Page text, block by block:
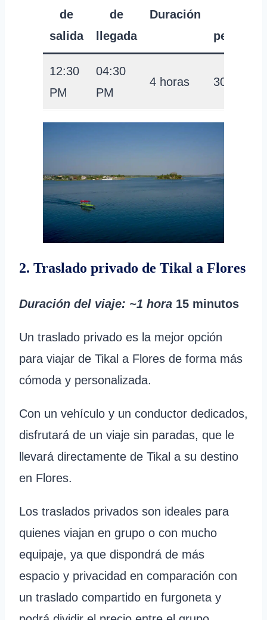
de
salida
de
llegada
Duración
persona
12:30
PM
04:30
PM
4 horas 30 USD
2. Traslado privado de Tikal a Flores
Duración del viaje: ~1 hora 15 minutos
Un traslado privado es la mejor opción
para viajar de Tikal a Flores de forma más
cómoda y personalizada.
Con un vehículo y un conductor dedicados,
disfrutará de un viaje sin paradas, que le
llevará directamente de Tikal a su destino
en Flores.
Los traslados privados son ideales para
quienes viajan en grupo o con mucho
equipaje, ya que dispondrá de más
espacio y privacidad en comparación con
un traslado compartido en furgoneta y